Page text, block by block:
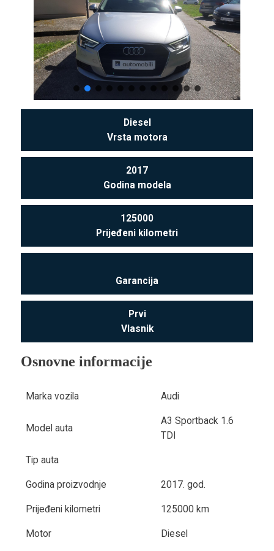
Diesel
Vrsta motora
2017
Godina modela
125000
Prijeđeni kilometri
Garancija
Prvi
Vlasnik
Osnovne informacije
Marka vozila Audi
Model auta
A3 Sportback 1.6
TDI
Tip auta
Godina proizvodnje 2017. god.
Prijeđeni kilometri 125000 km
Motor Diesel